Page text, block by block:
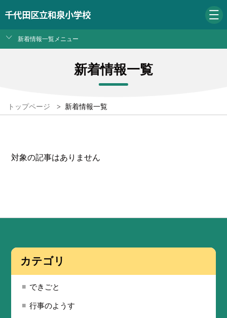
千代田区立和泉小学校
新着情報一覧メニュー
新着情報一覧
トップページ > 新着情報一覧
対象の記事はありません
カテゴリ
できごと
行事のようす